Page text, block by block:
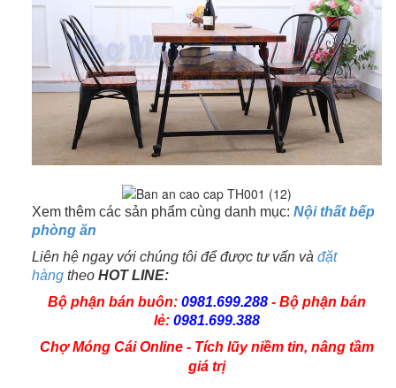
Xem thêm các sản phẩm cùng danh mục:Nội thất bếp
phòng ăn
Liên hệ ngay với chúng tôi để được tư vấn vàđặt
hàng theoHOT LINE:
Bộ phận bán buôn: 0981.699.288- Bộ phận bán
lẻ: 0981.699.388
Chợ Móng Cái Online - Tích lũy niềm tin, nâng tầm
giá trị